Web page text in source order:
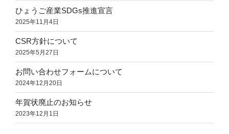
ス
タ
が
凄
う
と
い
う
ひょうご産業SDGs推進宣言
2025年11月4日
CSR方針について
2025年5月27日
お問い合わせフォームについて
2024年12月20日
年賀状廃止のお知らせ
2023年12月1日